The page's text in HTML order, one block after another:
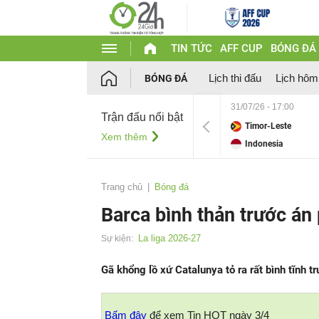
TIN TỨC AFF CUP BÓNG ĐÁ
BÓNG ĐÁ Lịch thi đấu Lịch
Trận đấu nổi bật
Xem thêm
31/07/26 - 17:00
Timor-Leste
Indonesia
Trang chủ Bóng đá
Barca bình thản trước án
Sự kiện: La liga 2026-27
Gã khổng lồ xứ Catalunya tỏ ra rất bình tĩnh
Bấm đây để xem Tin HOT ngày 3/4